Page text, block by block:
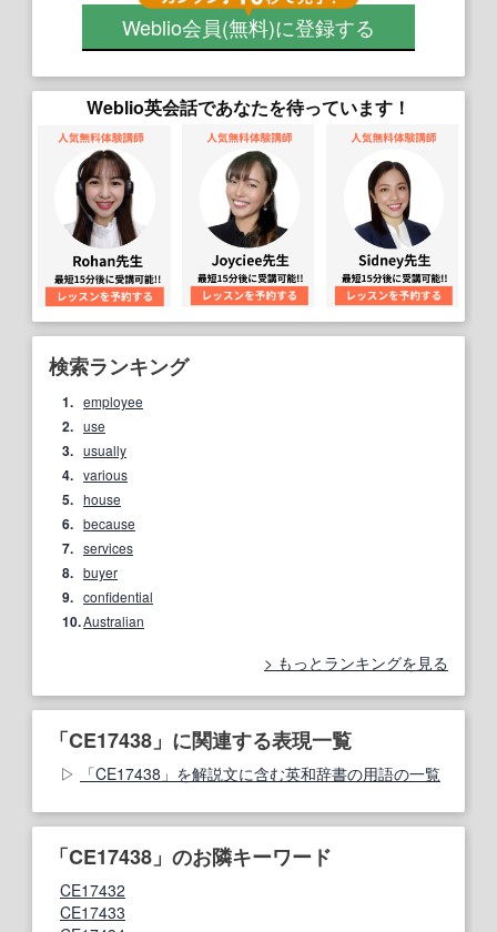
Weblio会員(無料)に登録する
Weblio英会話であなたを待っています！
検索ランキング
1. employee
2. use
3. usually
4. various
5. house
6. because
7. services
8. buyer
9. confidential
10.Australian
もっとランキングを見る
「CE17438」に関連する表現一覧
「CE17438」を解説文に含む英和辞書の用語の一覧
「CE17438」のお隣キーワード
CE17432
CE17433